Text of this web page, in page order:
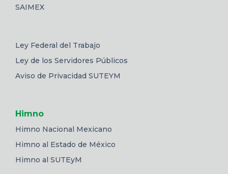
SAIMEX
Ley Federal del Trabajo
Ley de los Servidores Públicos
Aviso de Privacidad SUTEYM
Himno
Himno Nacional Mexicano
Himno al Estado de México
Himno al SUTEyM